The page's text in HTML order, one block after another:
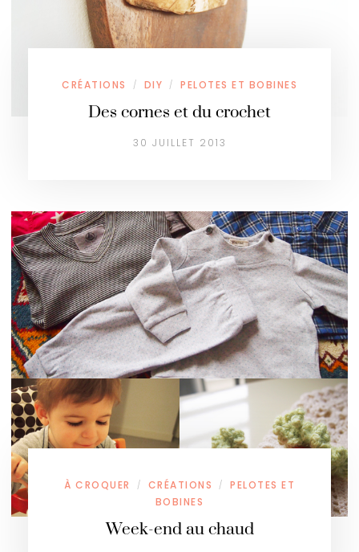
CRÉATIONS / DIY / PELOTES ET BOBINES
Des cornes et du crochet
30 JUILLET 2013
À CROQUER / CRÉATIONS /
PELOTES ET
BOBINES
Week-end au chaud